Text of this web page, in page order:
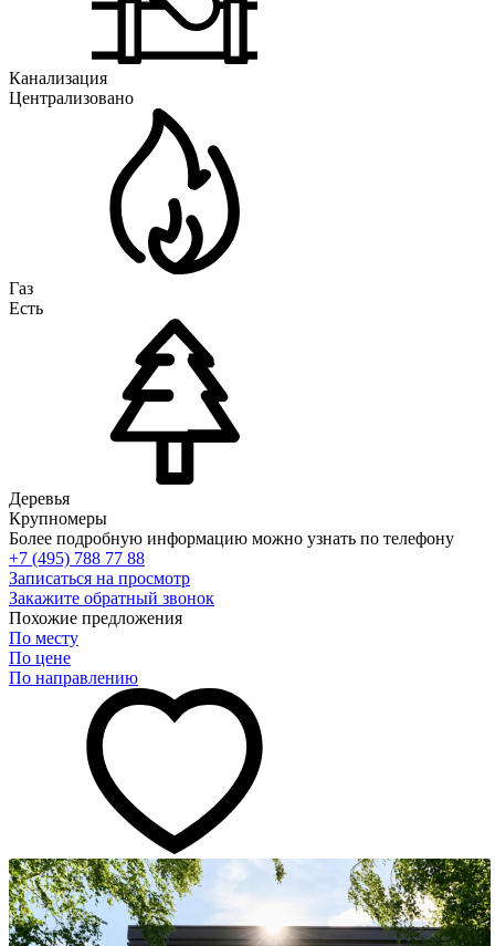
Канализация
Централизовано
Газ
Есть
Деревья
Крупномеры
Более подробную информацию можно узнать по телефону
+7 (495) 788 77 88
Записаться на просмотр
Закажите обратный звонок
Похожие предложения
По месту
По цене
По направлению